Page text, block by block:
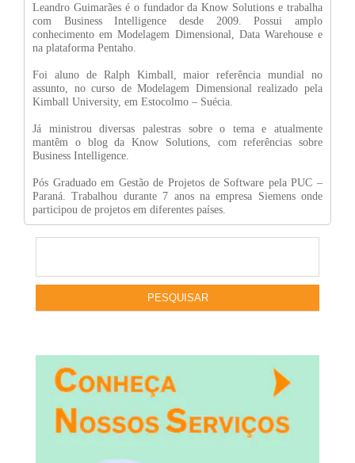
Leandro Guimarães é o fundador da Know Solutions e trabalha
com Business Intelligence desde 2009. Possui amplo
conhecimento em Modelagem Dimensional, Data Warehouse e
na plataforma Pentaho.
Foi aluno de Ralph Kimball, maior referência mundial no
assunto, no curso de Modelagem Dimensional realizado pela
Kimball University, em Estocolmo – Suécia.
Já ministrou diversas palestras sobre o tema e atualmente
mantêm o blog da Know Solutions, com referências sobre
Business Intelligence.
Pós Graduado em Gestão de Projetos de Software pela PUC –
Paraná. Trabalhou durante 7 anos na empresa Siemens onde
participou de projetos em diferentes países.